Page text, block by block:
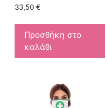
33,50 €
Προσθήκη στο
καλάθι